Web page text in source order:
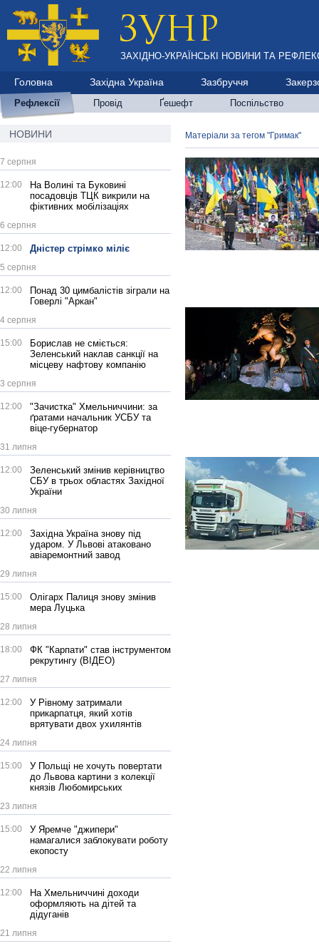
ЗАХІДНО-УКРАЇНСЬКІ НОВИНИ ТА
Головна Західна Україна Зазбруччя
Рефлексії Провід Ґешефт Поспільство
НОВИНИ
7 серпня
12:00
На Волині та Буковині
посадовців ТЦК викрили на
фіктивних мобілізаціях
6 серпня
12:00 Дністер стрімко міліє
5 серпня
12:00
Понад 30 цимбалістів зіграли на
Говерлі "Аркан"
4 серпня
15:00
Борислав не сміється:
Зеленський наклав санкції на
місцеву нафтову компанію
3 серпня
12:00
"Зачистка" Хмельниччини: за
ґратами начальник УСБУ та
віце-губернатор
31 липня
12:00
Зеленський змінив керівництво
СБУ в трьох областях Західної
України
30 липня
12:00
Західна Україна знову під
ударом. У Львові атаковано
авіаремонтний завод
29 липня
15:00
Олігарх Палиця знову змінив
мера Луцька
28 липня
18:00
ФК "Карпати" став інструментом
рекрутингу (ВІДЕО)
27 липня
12:00
У Рівному затримали
прикарпатця, який хотів
врятувати двох ухилянтів
24 липня
15:00
У Польщі не хочуть повертати
до Львова картини з колекції
князів Любомирських
23 липня
15:00
У Яремче "джипери"
намагалися заблокувати роботу
екопосту
22 липня
12:00
На Хмельниччині доходи
оформляють на дітей та
дідуганів
21 липня
Матеріали за тегом "Гримак"